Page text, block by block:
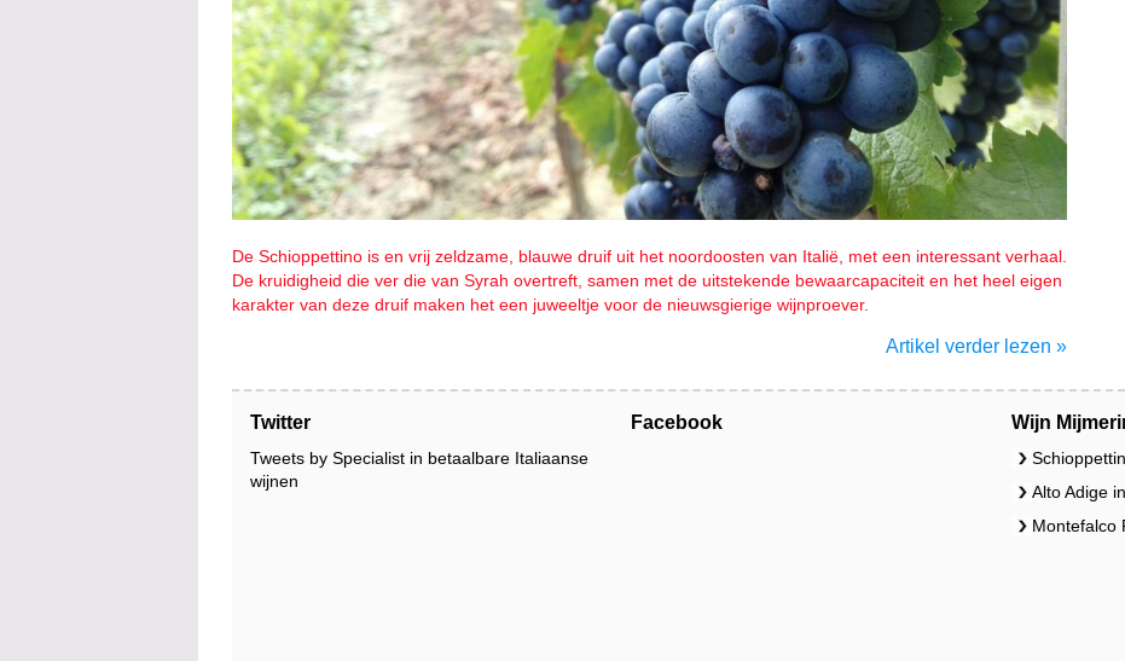
De Schioppettino is en vrij zeldzame, blauwe druif uit het noordoosten van Italië, met een interessant verhaal.
De kruidigheid die ver die van Syrah overtreft, samen met de uitstekende bewaarcapaciteit en het heel eigen
karakter van deze druif maken het een juweeltje voor de nieuwsgierige wijnproever.
Artikel verder lezen »
Twitter
Tweets by Specialist in betaalbare Italiaanse
wijnen
Facebook Wijn
Alto Adige
Montefalco